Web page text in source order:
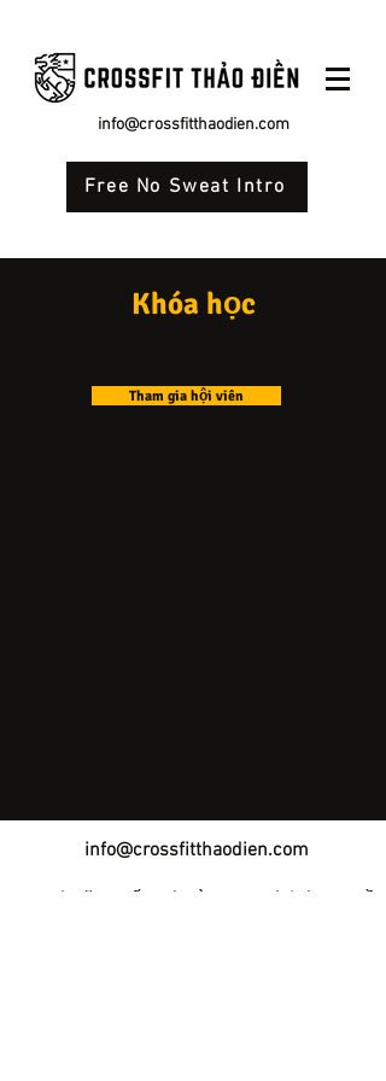
info@crossfitthaodien.com
Free No Sweat Intro
Khóa học
Tham gia hội viên
info@crossfitthaodien.com
3-5 Lê Văn Miến, Phường An Khánh, TP Hồ